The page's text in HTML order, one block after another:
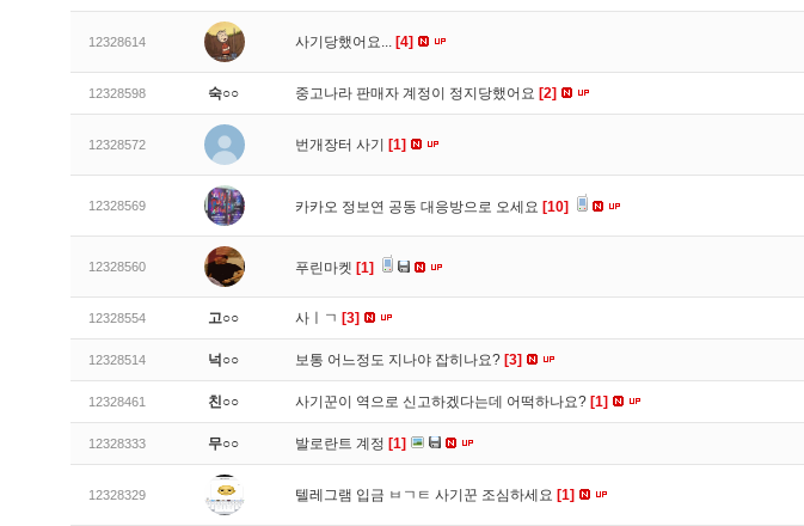
12328614 사기당했어요... [4]
12328598 숙○○ 중고나라 판매자 계정이 정지당했어요 [2]
12328572 번개장터 사기 [1]
12328569 카카오 정보연 공동 대응방으로 오세요 [10]
12328560 푸린마켓 [1]
12328554 고○○ 사ㅣㄱ [3]
12328514 넉○○ 보통 어느정도 지나야 잡히나요? [3]
12328461 친○○ 사기꾼이 역으로 신고하겠다는데 어떡하나요? [1]
12328333 무○○ 발로란트 계정 [1]
12328329 텔레그램 입금 ㅂㄱㅌ 사기꾼 조심하세요 [1]